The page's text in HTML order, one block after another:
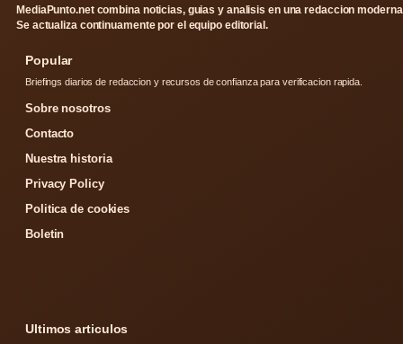
MediaPunto.net combina noticias, guias y analisis en una redaccion
Se actualiza continuamente por el equipo editorial.
Popular
Briefings diarios de redaccion y recursos de confianza para verificacion rapida.
Sobre nosotros
Contacto
Nuestra historia
Privacy Policy
Politica de cookies
Boletin
Ultimos articulos